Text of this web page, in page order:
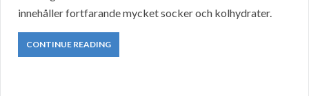
innehåller fortfarande mycket socker och kolhydrater.
CONTINUE READING